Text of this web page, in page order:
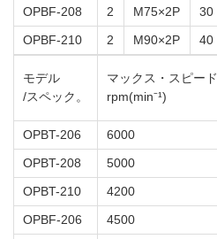
OPBF-208 2 M75×2P 30
OPBF-210
2 M90×2P 40
モデル
/スペック。
マックス・スピード
rpm(min⁻¹)
OPBT-206
6000
OPBT-208
5000
OPBT-210
4200
OPBF-206
4500